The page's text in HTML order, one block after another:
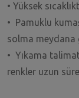
• Yüksek
• Pamuklu
solma meydana
• Yıkama
renkler uzun